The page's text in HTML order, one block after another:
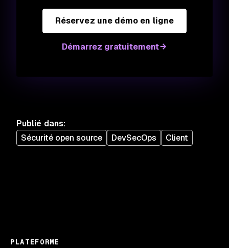
Réservez une démo en ligne
Démarrez gratuitement
Publié dans:
Sécurité open source
DevSecOps Client
PLATEFORME